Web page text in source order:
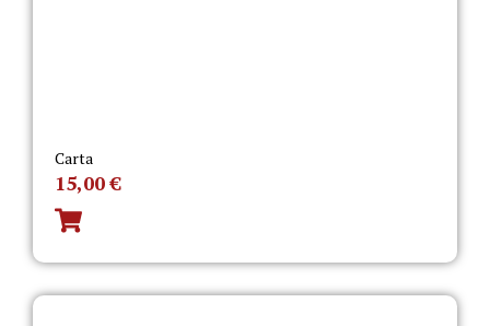
Carta
15,00€